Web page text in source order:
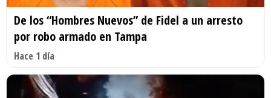
De los “Hombres Nuevos” de Fidel a un arresto
por robo armado en Tampa
Hace 1 día